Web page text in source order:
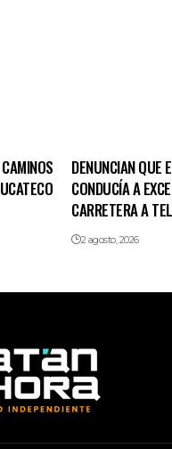
DENUNCIAN QUE
CONDUCÍA A
CARRETERA A
2 agosto, 2026